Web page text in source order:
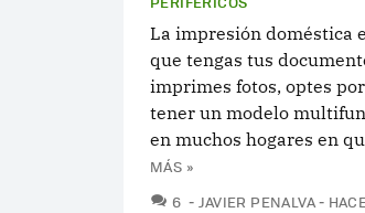
La impresión doméstica
que tengas tus
imprimes fotos, optes
tener un modelo
en muchos hogares en
MÁS »
6 COMENTARIOS
JAVIER PENALVA